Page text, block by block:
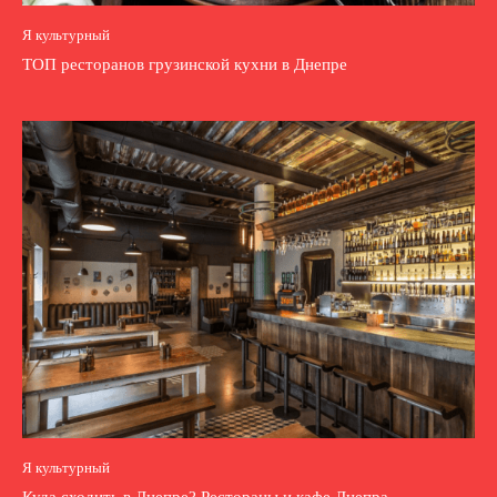
Я культурный
ТОП ресторанов грузинской кухни в Днепре
Я культурный